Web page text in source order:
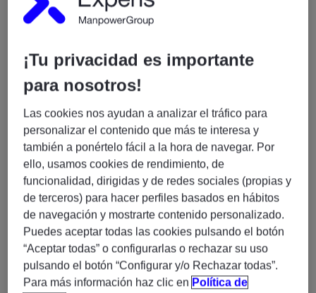
transporte y comunicación con transportistas.
o Freight Settlement: Liquidación de fletes, gestión
con otros módulos clave de SAP:
o EWM (Extended Warehouse Management) para la
gestión de almacenes.
o SD (Sales and Distribution) y MM (Materials
Management).
o Event Management (EM) o LBN (Logistics
Business Network) para la visibilidad en tiempo real.
• Programación: tienen que tener conocimientos de
programación, su rol no es programar pero tienen que
saber un mínimo para poder determinar problemas.
Que entienda el lenguaje. No buscamos a un
¡Tu privacidad es importante
para nosotros!
Las cookies nos ayudan a analizar el tráfico para
personalizar el contenido que más te interesa y
también a ponértelo fácil a la hora de navegar. Por
ello, usamos cookies de rendimiento, de
funcionalidad, dirigidas y de redes sociales (propias y
de terceros) para hacer perfiles basados en hábitos
de navegación y mostrarte contenido personalizado.
Puedes aceptar todas las cookies pulsando el botón
“Aceptar todas” o configurarlas o rechazar su uso
pulsando el botón “Configurar y/o Rechazar todas”.
Para más información haz clic en Política de